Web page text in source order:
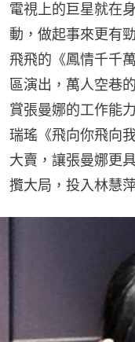
電視上的巨星就在
動，做起事來更有
飛飛的《鳳情千千
區演出，萬人空巷
賞張曼娜的工作能
瑞瑤《飛向你飛向
大賣，讓張曼娜更
攬大局，投入林慧